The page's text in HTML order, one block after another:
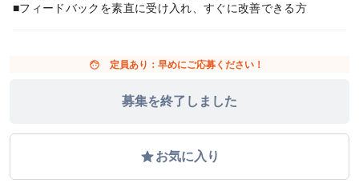
■フィードバックを素直に受け入れ、すぐに改善できる方
face 定員あり：早めにご応募ください！
募集を終了しました
gradeお気に入り